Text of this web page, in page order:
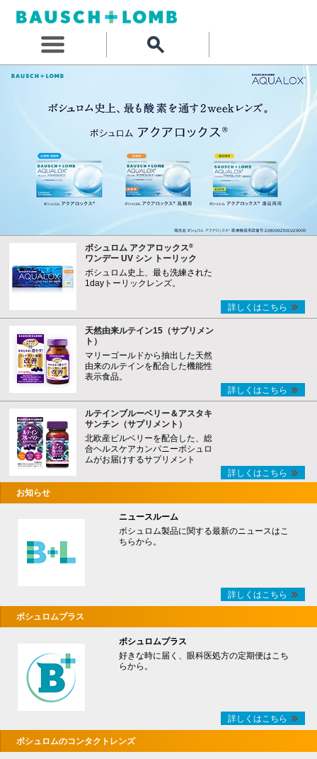
ボシュロム アクアロックス®
ワンデー UV シン トーリック
ボシュロム史上、最も洗練された
1dayトーリックレンズ。
詳しくはこちら
天然由来ルテイン15（サプリメン
ト）
マリーゴールドから抽出した天然
由来のルテインを配合した機能性
表示食品。
詳しくはこちら
ルテインブルーベリー＆アスタキ
サンチン（サプリメント）
北欧産ビルベリーを配合した、総
合ヘルスケアカンパニーボシュロ
ムがお届けするサプリメント
詳しくはこちら
お知らせ
ニュースルーム
ボシュロム製品に関する最新のニュースはこ
ちらから。
詳しくはこちら
ボシュロムプラス
ボシュロムプラス
好きな時に届く、眼科医処方の定期便はこち
らから。
詳しくはこちら
ボシュロムのコンタクトレンズ